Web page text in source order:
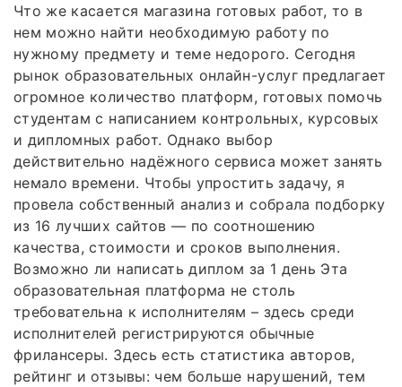
Что же касается магазина готовых работ, то в
нем можно найти необходимую работу по
нужному предмету и теме недорого. Сегодня
рынок образовательных онлайн-услуг предлагает
огромное количество платформ, готовых помочь
студентам с написанием контрольных, курсовых
и дипломных работ. Однако выбор
действительно надёжного сервиса может занять
немало времени. Чтобы упростить задачу, я
провела собственный анализ и собрала подборку
из 16 лучших сайтов — по соотношению
качества, стоимости и сроков выполнения.
Возможно ли написать диплом за 1 день Эта
образовательная платформа не столь
требовательна к исполнителям – здесь среди
исполнителей регистрируются обычные
фрилансеры. Здесь есть статистика авторов,
рейтинг и отзывы: чем больше нарушений, тем